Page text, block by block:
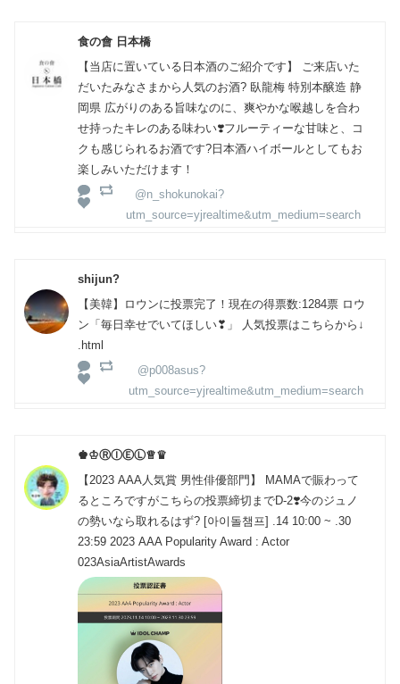
食の會 日本橋
【当店に置いている日本酒のご紹介です】 ご来店いた
だいたみなさまから人気のお酒? 臥龍梅 特別本醸造 静
岡県 広がりのある旨味なのに、爽やかな喉越しを合わ
せ持ったキレのある味わい❣️フルーティーな甘味と、コ
クも感じられるお酒です?日本酒ハイボールとしてもお
楽しみいただけます！
@n_shokunokai?
utm_source=yjrealtime&utm_medium=search
shijun?
【美韓】ロウンに投票完了！現在の得票数:1284票 ロウ
ン「毎日幸せでいてほしい❣」 人気投票はこちらから↓
.html
@p008asus?
utm_source=yjrealtime&utm_medium=search
♚♔ⓇⒾⒺⓁ♕♛
【2023 AAA人気賞 男性俳優部門】 MAMAで賑わって
るところですがこちらの投票締切までD-2❣️今のジュノ
の勢いなら取れるはず? [아이돌챔프] .14 10:00 ~ .30
23:59 2023 AAA Popularity Award : Actor
023AsiaArtistAwards